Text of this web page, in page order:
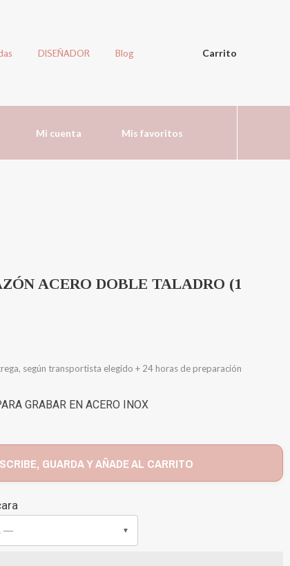
DISEÑADOR Blog Carrito
Mi cuenta Mis favoritos
ACERO DOBLE TALADRO (1
según transportista elegido + 24 horas de preparación
GRABAR EN ACERO INOX
GUARDA Y AÑADE AL CARRITO
— ▼